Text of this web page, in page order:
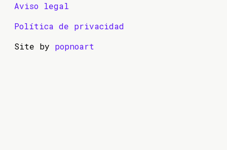
Aviso legal
Política de privacidad
Site by popnoart